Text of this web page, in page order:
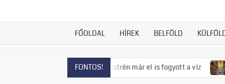
FŐOLDAL HÍREK BELFÖLD
FONTOS!
fenyeget, Szentendrén már el is fogyott a víz